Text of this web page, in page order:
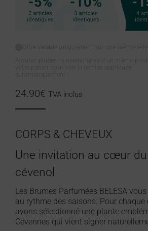
Offre valable uniquement sur une même
Ajoutez plusieurs exemplaires d'un même
votre panier pour voir la remise appliquée
automatiquement !
24.90€ TVA inclus
CORPS & CHEVEUX
Une invitation au cœur
cévenol
Les Brumes Parfumées BELESA
au rythme des saisons. Pour chaque
avons sélectionné une plante
Cévennes qui vient signer